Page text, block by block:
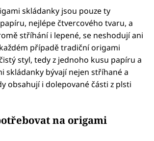
skládanky jsou pouze ty
nejlépe čtvercového tvaru, a
stříhání i lepené, se neshodují ani
případě tradiční origami
styl, tedy z jednoho kusu papíru a
skládanky bývají nejen stříhané a
obsahují i dolepované části z plsti
na origami